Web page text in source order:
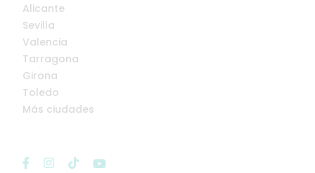
Alicante
Sevilla
Valencia
Tarragona
Girona
Toledo
Más ciudades